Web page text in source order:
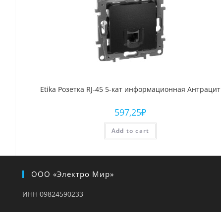
Etika Розетка RJ-45 5-кат информационная Антрацит
597,25₽
Add to cart
ООО «Электро Мир»
ИНН 09824590233